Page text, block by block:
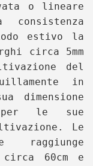
o lineare
estivo la
circa 5mm
del
in
dimensione
le sue
Le
raggiunge
60cm e